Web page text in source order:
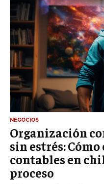
NEGOCIOS
Organización
sin estrés:
contables en
proceso